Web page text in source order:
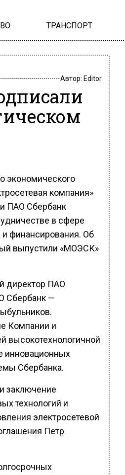
ТРАНСПОРТ
Автор: Editor
экономического
компания»
ПАО Сбербанк
в сфере
финансирования. Об
выпустили «МОЭСК»
директор ПАО
Сбербанк —
Компании и
высокотехнологичной
инновационных
Сбербанка.
заключение
технологий и
электросетевой
Петр